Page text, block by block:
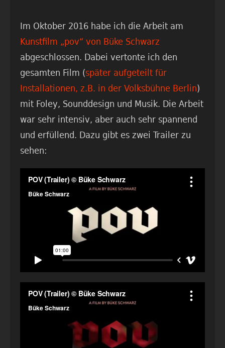
Im Oktober 2016 habe ich die Arbeit am
Kunstfilm „pov“ von Büke Schwarz
abgeschlossen. Dabei vertonte ich den
gesamten Film (später aufgeteilt für
Installationen, z.B. in der Volksbühne Berlin)
mit Foley, Sounddesign und Musik. Die Arbeit
war sehr intensiv, aber auch sehr spannend
und erfüllend. Dazu gibt es zwei Trailer zu
sehen: